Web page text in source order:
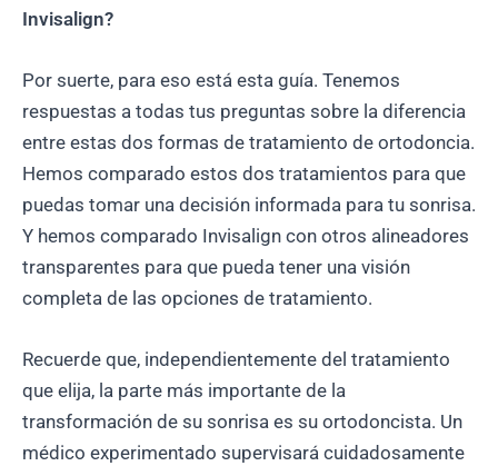
Invisalign?
Por suerte, para eso está esta guía. Tenemos
respuestas a todas tus preguntas sobre la diferencia
entre estas dos formas de tratamiento de ortodoncia.
Hemos comparado estos dos tratamientos para que
puedas tomar una decisión informada para tu sonrisa.
Y hemos comparado Invisalign con otros alineadores
transparentes para que pueda tener una visión
completa de las opciones de tratamiento.
Recuerde que, independientemente del tratamiento
que elija, la parte más importante de la
transformación de su sonrisa es su ortodoncista. Un
médico experimentado supervisará cuidadosamente